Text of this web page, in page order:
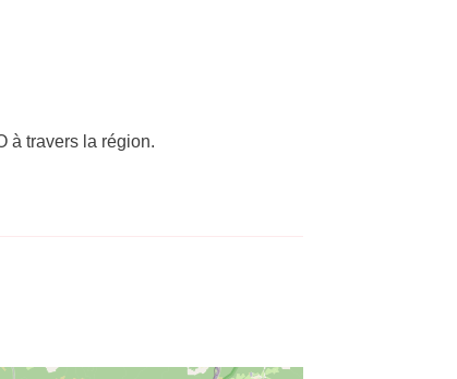
à travers la région.